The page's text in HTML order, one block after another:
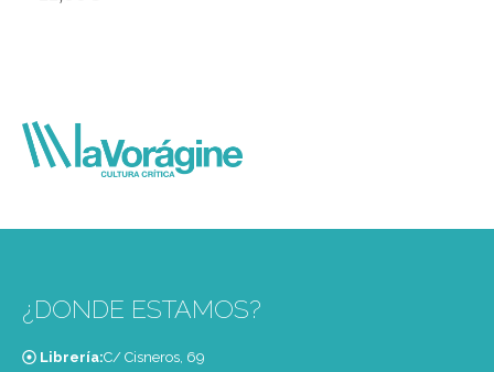
¿DONDE ESTAMOS?
Librería:C/ Cisneros, 69